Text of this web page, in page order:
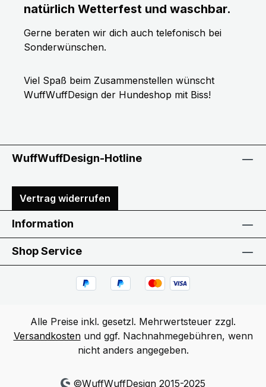
natürlich Wetterfest und waschbar.
Gerne beraten wir dich auch telefonisch bei
Sonderwünschen.
Viel Spaß beim Zusammenstellen wünscht
WuffWuffDesign der Hundeshop mit Biss!
WuffWuffDesign-Hotline
Vertrag widerrufen
Information
Shop Service
Alle Preise inkl. gesetzl. Mehrwertsteuer zzgl.
Versandkostenund ggf. Nachnahmegebühren, wenn
nicht anders angegeben.
©WuffWuffDesign 2015-2025